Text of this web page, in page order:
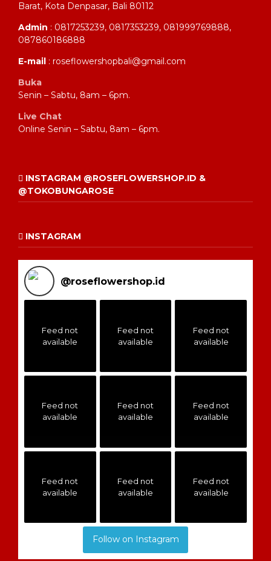
Barat, Kota Denpasar, Bali 80112
Admin : 0817253239, 0817353239, 081999769888,
087860186888
E-mail : roseflowershopbali@gmail.com
Buka
Senin – Sabtu, 8am – 6pm.
Live Chat
Online Senin – Sabtu, 8am – 6pm.
INSTAGRAM @ROSEFLOWERSHOP.ID &
@TOKOBUNGAROSE
INSTAGRAM
@roseflowershop.id
Feed not
available
Feed not
available
Feed not
available
Feed not
available
Feed not
available
Feed not
available
Feed not
available
Feed not
available
Feed not
available
Follow on Instagram